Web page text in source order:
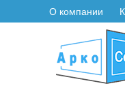
О компании